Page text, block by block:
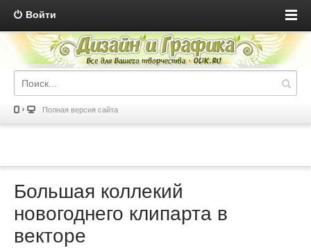
Войти
Полная версия сайта
Большая коллекий
новогоднего клипарта в
векторе